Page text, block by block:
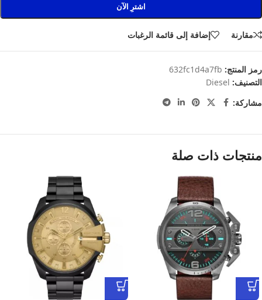
اشترِ الآن
مقارنة إضافة إلى قائمة الرغبات
رمز المنتج: 632fc1d4a7fb
التصنيف: Diesel
مشاركة:
منتجات ذات صلة